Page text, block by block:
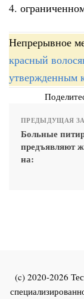
4.
Непрерывное
красный
утвержденным
ПРЕДЫДУЩАЯ
Больные
предъявляют
на:
(c) 2020-2026